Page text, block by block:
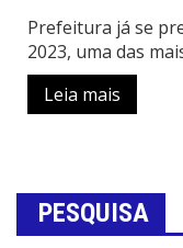
Prefeitura já se
2023, uma das
Leia mais
PESQUISA